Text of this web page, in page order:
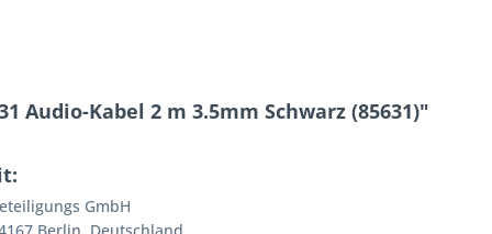
Audio-Kabel 2 m 3.5mm Schwarz (85631)"
GmbH